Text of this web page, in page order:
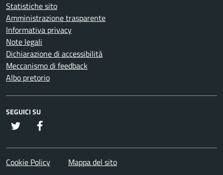
Statistiche sito
Amministrazione trasparente
Informativa privacy
Note legali
Dichiarazione di accessibilità
Meccanismo di feedback
Albo pretorio
SEGUICI SU
twitter
Cookie Policy Mappa del sito